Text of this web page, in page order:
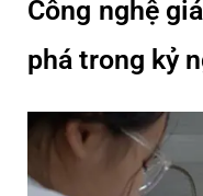
cho
mới
đầu
Công nghệ
phá trong kỷ